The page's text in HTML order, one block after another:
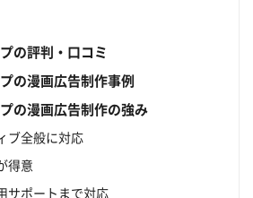
の評判・口コミ
の漫画広告制作事例
の漫画広告制作の強み
ブ全般に対応
得意
サポートまで対応